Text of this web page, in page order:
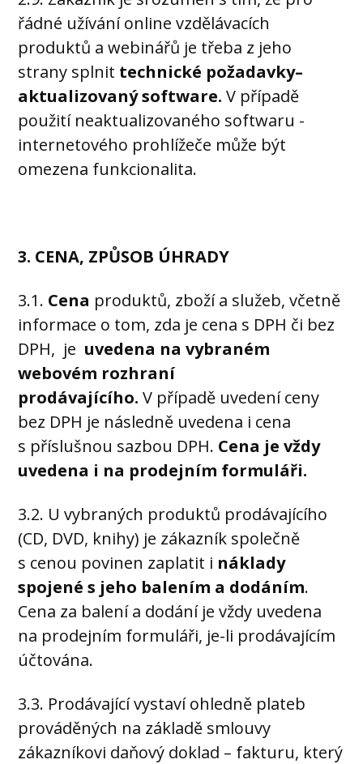
řádné užívání online vzdělávacích
produktů a webinářů je třeba z jeho
strany splnit technické požadavky–
aktualizovaný software.V případě
použití neaktualizovaného softwaru -
internetového prohlížeče může být
omezena funkcionalita.
3. CENA, ZPŮSOB ÚHRADY
3.1. Cena produktů, zboží a služeb, včetně
informace o tom, zda je cena s DPH či bez
DPH, je uvedena na vybraném
webovém rozhraní
prodávajícího.V případě uvedení ceny
bez DPH je následně uvedena i cena
s příslušnou sazbou DPH. Cena je vždy
uvedena i na prodejním formuláři.
3.2. U vybraných produktů prodávajícího
(CD, DVD, knihy) je zákazník společně
s cenou povinen zaplatit i náklady
spojené s jeho balením a dodáním.
Cena za balení a dodání je vždy uvedena
na prodejním formuláři, je-li prodávajícím
účtována.
3.3. Prodávající vystaví ohledně plateb
prováděných na základě smlouvy
zákazníkovi daňový doklad – fakturu, který